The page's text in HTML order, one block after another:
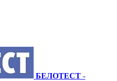
БЕЛОТЕСТ -